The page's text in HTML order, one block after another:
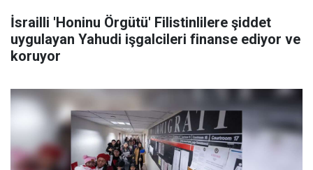
İsrailli 'Honinu Örgütü' Filistinlilere şiddet
uygulayan Yahudi işgalcileri finanse ediyor ve
koruyor